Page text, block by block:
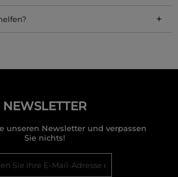
+
NEWSLETTER
unseren Newsletter und verpassen
Sie nichts!